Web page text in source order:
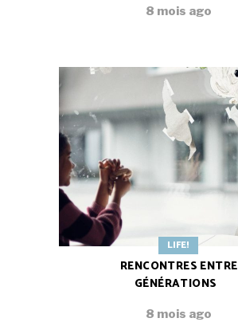
8 mois ago
LIFE!
RENCONTRES ENTRE
GÉNÉRATIONS
8 mois ago